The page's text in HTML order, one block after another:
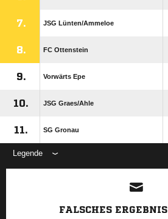
7. JSG Lünten/​Ammeloe
8. FC Ottenstein
9. Vorwärts Epe
10. JSG Graes/​Ahle
11. SG Gronau
Legende
ANZEIGE
FALSCHES